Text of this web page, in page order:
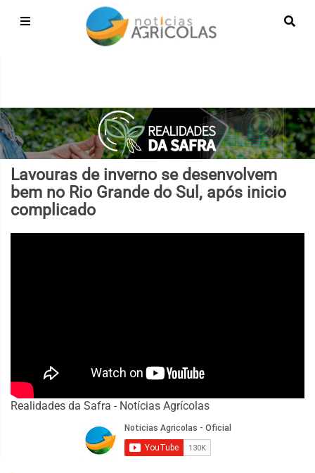
Lavouras de inverno se desenvolvem
bem no Rio Grande do Sul, após inicio
complicado
Realidades da Safra - Notícias Agrícolas